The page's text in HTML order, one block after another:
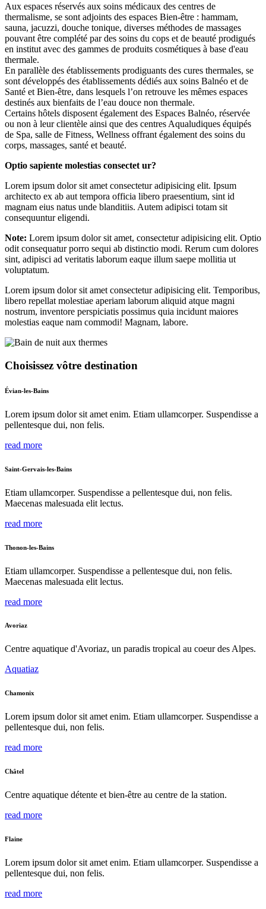
Aux espaces réservés aux soins médicaux des centres de
thermalisme, se sont adjoints des espaces Bien-être : hammam,
sauna, jacuzzi, douche tonique, diverses méthodes de massages
pouvant être complété par des soins du cops et de beauté prodigués
en institut avec des gammes de produits cosmétiques à base d'eau
thermale.
En parallèle des établissements prodiguants des cures thermales, se
sont développés des établissements dédiés aux soins Balnéo et de
Santé et Bien-être, dans lesquels l’on retrouve les mêmes espaces
destinés aux bienfaits de l’eau douce non thermale.
Certains hôtels disposent également des Espaces Balnéo, réservée
ou non à leur clientèle ainsi que des centres Aqualudiques équipés
de Spa, salle de Fitness, Wellness offrant également des soins du
corps, massages, santé et beauté.
Optio sapiente molestias consectet ur?
Lorem ipsum dolor sit amet consectetur adipisicing elit. Ipsum
architecto ex ab aut tempora officia libero praesentium, sint id
magnam eius natus unde blanditiis. Autem adipisci totam sit
consequuntur eligendi.
Note: Lorem ipsum dolor sit amet, consectetur adipisicing elit. Optio
odit consequatur porro sequi ab distinctio modi. Rerum cum dolores
sint, adipisci ad veritatis laborum eaque illum saepe mollitia ut
voluptatum.
Lorem ipsum dolor sit amet consectetur adipisicing elit. Temporibus,
libero repellat molestiae aperiam laborum aliquid atque magni
nostrum, inventore perspiciatis possimus quia incidunt maiores
molestias eaque nam commodi! Magnam, labore.
Choisissez vôtre destination
Évian-les-Bains
Lorem ipsum dolor sit amet enim. Etiam ullamcorper. Suspendisse a
pellentesque dui, non felis.
read more
Saint-Gervais-les-Bains
Etiam ullamcorper. Suspendisse a pellentesque dui, non felis.
Maecenas malesuada elit lectus.
read more
Thonon-les-Bains
Etiam ullamcorper. Suspendisse a pellentesque dui, non felis.
Maecenas malesuada elit lectus.
read more
Avoriaz
Centre aquatique d'Avoriaz, un paradis tropical au coeur des Alpes.
Aquatiaz
Chamonix
Lorem ipsum dolor sit amet enim. Etiam ullamcorper. Suspendisse a
pellentesque dui, non felis.
read more
Châtel
Centre aquatique détente et bien-être au centre de la station.
read more
Flaine
Lorem ipsum dolor sit amet enim. Etiam ullamcorper. Suspendisse a
pellentesque dui, non felis.
read more